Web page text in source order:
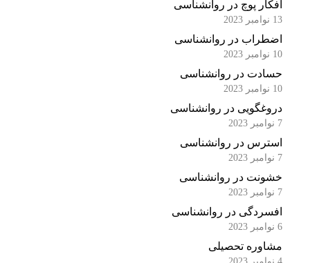
افکار پوچ در روانشناسی
اضطراب در روانشناسی
حسادت در روانشناسی
دروغگویی در روانشناسی
استرس در روانشناسی
خشونت در روانشناسی
افسردگی در روانشناسی
مشاوره تحصیلی